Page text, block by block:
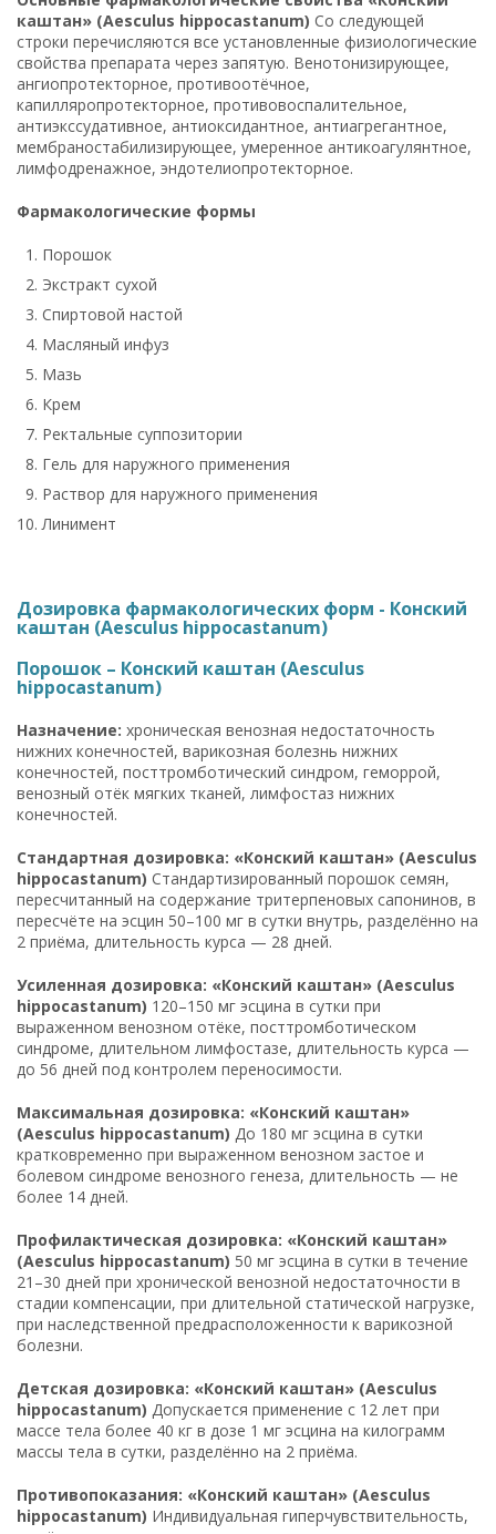
каштан» (Aesculus hippocastanum) Со следующей
строки перечисляются все установленные физиологические
свойства препарата через запятую. Венотонизирующее,
ангиопротекторное, противоотёчное,
капилляропротекторное, противовоспалительное,
антиэкссудативное, антиоксидантное, антиагрегантное,
мембраностабилизирующее, умеренное антикоагулянтное,
лимфодренажное, эндотелиопротекторное.
Фармакологические формы
Порошок
Экстракт сухой
Спиртовой настой
Масляный инфуз
Мазь
Крем
Ректальные суппозитории
Гель для наружного применения
Раствор для наружного применения
Линимент
Дозировка фармакологических форм - Конский
каштан (Aesculus hippocastanum)
Порошок – Конский каштан (Aesculus
hippocastanum)
Назначение: хроническая венозная недостаточность
нижних конечностей, варикозная болезнь нижних
конечностей, посттромботический синдром, геморрой,
венозный отёк мягких тканей, лимфостаз нижних
конечностей.
Стандартная дозировка: «Конский каштан» (Aesculus
hippocastanum) Стандартизированный порошок семян,
пересчитанный на содержание тритерпеновых сапонинов, в
пересчёте на эсцин 50–100 мг в сутки внутрь, разделённо на
2 приёма, длительность курса — 28 дней.
Усиленная дозировка: «Конский каштан» (Aesculus
hippocastanum) 120–150 мг эсцина в сутки при
выраженном венозном отёке, посттромботическом
синдроме, длительном лимфостазе, длительность курса —
до 56 дней под контролем переносимости.
Максимальная дозировка: «Конский каштан»
(Aesculus hippocastanum) До 180 мг эсцина в сутки
кратковременно при выраженном венозном застое и
болевом синдроме венозного генеза, длительность — не
более 14 дней.
Профилактическая дозировка: «Конский каштан»
(Aesculus hippocastanum) 50 мг эсцина в сутки в течение
21–30 дней при хронической венозной недостаточности в
стадии компенсации, при длительной статической нагрузке,
при наследственной предрасположенности к варикозной
болезни.
Детская дозировка: «Конский каштан» (Aesculus
hippocastanum) Допускается применение с 12 лет при
массе тела более 40 кг в дозе 1 мг эсцина на килограмм
массы тела в сутки, разделённо на 2 приёма.
Противопоказания: «Конский каштан» (Aesculus
hippocastanum) Индивидуальная гиперчувствительность,